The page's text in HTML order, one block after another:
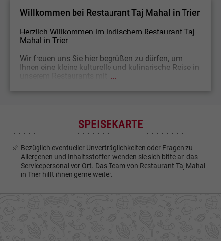
Willkommen bei Restaurant Taj Mahal in Trier
Herzlich Willkommen im indischem Restaurant Taj
Mahal in Trier
Wir freuen uns Sie hier begrüßen zu dürfen, um
Ihnen eine kleine kulturelle und kulinarische Reise in
...
SPEISEKARTE
Bezüglich eventueller Unverträglichkeiten oder Fragen zu
Allergenen und Inhaltsstoffen wenden sie sich bitte an das
Servicepersonal vor Ort. Das Team von Restaurant Taj Mahal
in Trier hilft ihnen gerne weiter.